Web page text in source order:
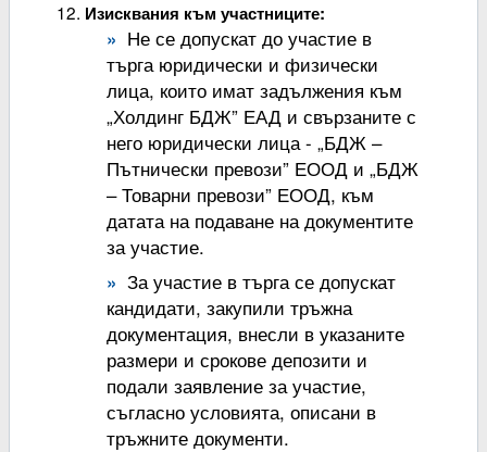
Изисквания към участниците:
Не се допускат до участие в
търга юридически и физически
лица, които имат задължения към
„Холдинг БДЖ” ЕАД и свързаните с
него юридически лица - „БДЖ –
Пътнически превози” ЕООД и „БДЖ
– Товарни превози” ЕООД, към
датата на подаване на документите
за участие.
За участие в търга се допускат
кандидати, закупили тръжна
документация, внесли в указаните
размери и срокове депозити и
подали заявление за участие,
съгласно условията, описани в
тръжните документи.